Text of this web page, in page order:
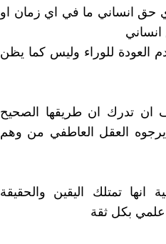
حق انساني ما في اي زمان او
العودة للوراء وليس كما يظن
ان تدرك ان طريقها الصحيح
العقل العاطفي من وهم
تمتلك اليقين والحقيقة
بكل ثقة